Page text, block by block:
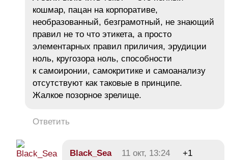
кошмар, пацан на корпоративе,
необразованный, безграмотный, не знающий
правил не то что этикета, а просто
элементарных правил приличия, эрудиции
ноль, кругозора ноль, способности
к самоиронии, самокритике и самоанализу
отсутствуют как таковые в принципе.
Жалкое позорное зрелище.
Ответить
Black_Sea 11 окт, 13:24
+1